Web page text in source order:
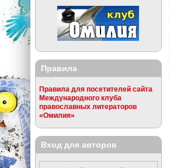
Правила
Правила для посетителей сайта
Международного клуба
православных литераторов
«Омилия»
Вход для авторов